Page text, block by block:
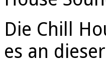
Die Chill
es an